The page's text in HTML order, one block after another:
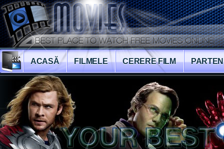
ACASĂ FILMELE CERERE FILM